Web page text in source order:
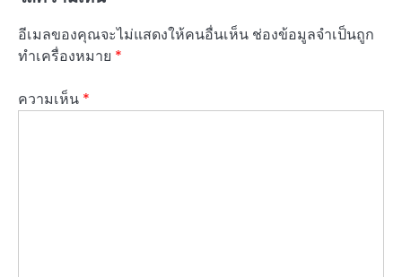
อีเมลของคุณจะไม่แสดงให้คนอื่นเห็น ช่องข้อมูลจำเป็นถูก
ทำเครื่องหมาย *
ความเห็น *